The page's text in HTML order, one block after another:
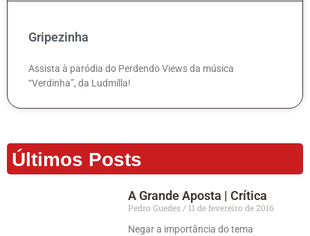
Gripezinha
Assista à paródia do Perdendo Views da música
“Verdinha”, da Ludmilla!
Últimos Posts
A Grande Aposta | Crítica
Pedro Guedes
11 de fevereiro de 2016
Negar a importância do tema